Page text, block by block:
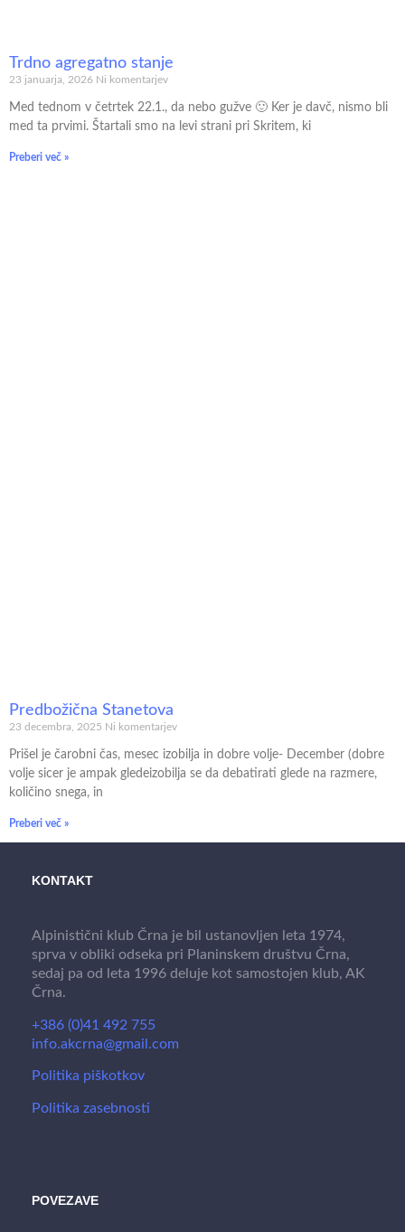
Trdno agregatno stanje
23 januarja, 2026 Ni komentarjev
Med tednom v četrtek 22.1., da nebo gužve 🙂 Ker je davč, nismo bli
med ta prvimi. Štartali smo na levi strani pri Skritem, ki
Preberi več »
Predbožična Stanetova
23 decembra, 2025 Ni komentarjev
Prišel je čarobni čas, mesec izobilja in dobre volje- December (dobre
volje sicer je ampak gledeizobilja se da debatirati glede na razmere,
količino snega, in
Preberi več »
KONTAKT
Alpinistični klub Črna je bil ustanovljen leta 1974,
sprva v obliki odseka pri Planinskem društvu Črna,
sedaj pa od leta 1996 deluje kot samostojen klub, AK
Črna.
+386 (0)41 492 755
info.akcrna@gmail.com
Politika piškotkov
Politika zasebnosti
POVEZAVE